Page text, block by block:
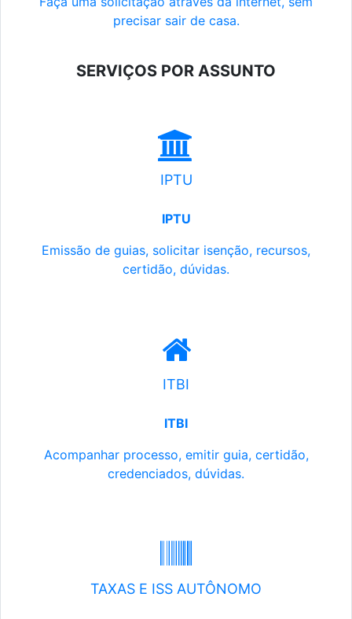
precisar sair de casa.
SERVIÇOS POR ASSUNTO
IPTU
IPTU
Emissão de guias, solicitar isenção, recursos,
certidão, dúvidas.
ITBI
ITBI
Acompanhar processo, emitir guia, certidão,
credenciados, dúvidas.
TAXAS E ISS AUTÔNOMO